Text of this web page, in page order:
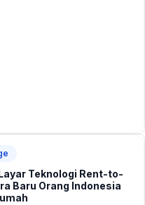
Teknologi Rent-to-
Baru Orang Indonesia